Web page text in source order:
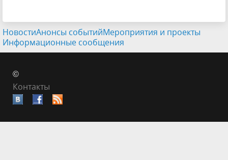
НовостиАнонсы событийМероприятия и проекты
Информационные сообщения
©
Контакты